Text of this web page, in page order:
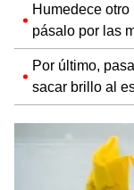
Humedece
pásalo por las
Por último,
sacar brillo al